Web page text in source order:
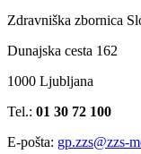
Zdravniška zbornica
Dunajska cesta 162
1000 Ljubljana
Tel.: 01 30 72 100
E-pošta: gp.zzs@zzs-